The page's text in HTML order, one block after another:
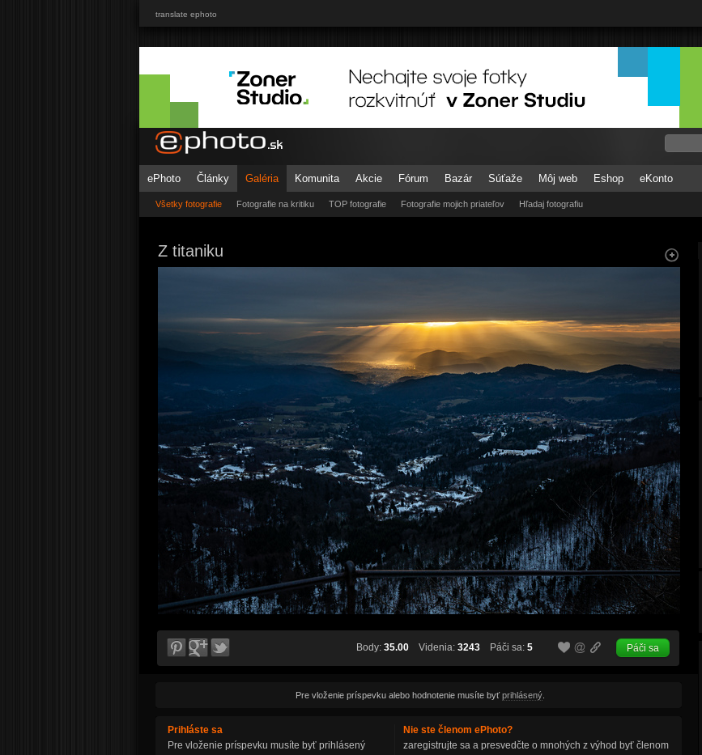
translate ephoto
ePhoto Články Galéria
Všetky fotografie Fotografie na kritiku TOP fotografie Fotografie mojich priateľov Hľadaj fotografiu
Komunita Akcie Fórum Bazár Súťaže Môj web Eshop eKonto
Z titaniku
Body: 35.00 Videnia: 3243 Páči sa: 5 Páči sa
Pre vloženie príspevku alebo hodnotenie musíte byťprihlásený.
Prihláste sa
Pre vloženie príspevku musíte byť prihlásený
Nie ste členom ePhoto?
zaregistrujte sa a presvedčte o mnohých z výhod byť členom